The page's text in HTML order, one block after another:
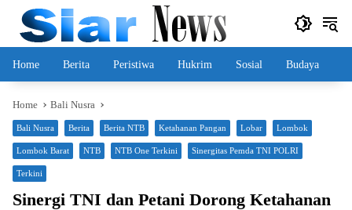
content
Home Berita Peristiwa Hukrim Sosial Budaya
Home Bali Nusra
Bali Nusra Berita Berita NTB Ketahanan Pangan Lobar Lombok
Lombok Barat NTB NTB One Terkini Sinergitas Pemda TNI POLRI
Terkini
Sinergi TNI dan Petani Dorong Ketahanan